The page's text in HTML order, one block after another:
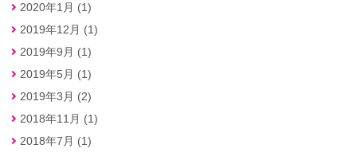
2020年1月 (1)
2019年12月 (1)
2019年9月 (1)
2019年5月 (1)
2019年3月 (2)
2018年11月 (1)
2018年7月 (1)